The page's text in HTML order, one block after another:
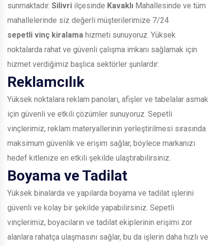
sunmaktadır. Silivri ilçesinde Kavaklı Mahallesinde ve tüm
mahallelerinde siz değerli müşterilerimize 7/24
sepetli vinç kiralama hizmeti sunuyoruz. Yüksek
noktalarda rahat ve güvenli çalışma imkanı sağlamak için
hizmet verdiğimiz başlıca sektörler şunlardır:
Reklamcılık
Yüksek noktalara reklam panoları, afişler ve tabelalar asmak
için güvenli ve etkili çözümler sunuyoruz. Sepetli
vinçlerimiz, reklam materyallerinin yerleştirilmesi sırasında
maksimum güvenlik ve erişim sağlar, böylece markanızı
hedef kitlenize en etkili şekilde ulaştırabilirsiniz.
Boyama ve Tadilat
Yüksek binalarda ve yapılarda boyama ve tadilat işlerini
güvenli ve kolay bir şekilde yapabilirsiniz. Sepetli
vinçlerimiz, boyacıların ve tadilat ekiplerinin erişimi zor
alanlara rahatça ulaşmasını sağlar, bu da işlerin daha hızlı ve